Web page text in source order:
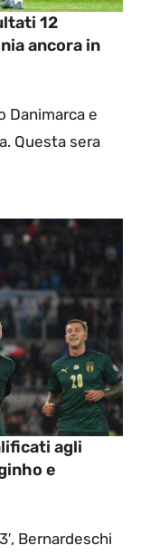
12
ancora in
Danimarca e
Questa sera
agli
e
Bernardeschi